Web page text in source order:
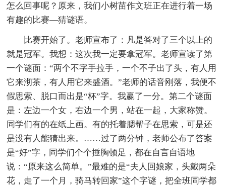
怎么回事呢？原来，我们小树苗作文班正在进行着一场
有趣的比赛—猜谜语。
比赛开始了。老师宣布了：凡是答对了三个以上的
就是冠军。我想：这次我一定要拿冠军。老师宣读了第
一个谜面：“两个不字手拉手，一个不子出了头，有人用
它来沏茶，有人用它来盛酒。”老师的话音刚落，我便不
假思索、脱口而出是“杯”字。我赢了一分。第二个谜面
是：左边一个女，右边一个男，站在一起，大家称赞。
同学们有的在纸上画。有的托着腮帮子在思索，可是还
是没有人能猜出来。……过了两分钟，老师公布了答案
是“好”字，同学们个个捶胸顿足，都在自言自语地
说：“原来这么简单。”最难的是“夫人回娘家，头戴两朵
花，走了一个月，骑马转回家”这个字谜，把全班同学都